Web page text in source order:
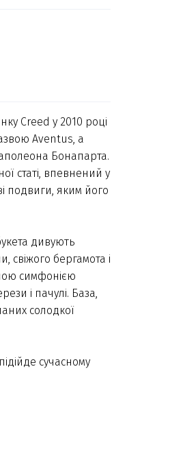
Creed у 2010 році
Aventus, а
Бонапарта.
статі, впевнений у
подвиги, яким його
дивують
свіжого бергамота і
симфонією
і пачулі. База,
солодкої
сучасному